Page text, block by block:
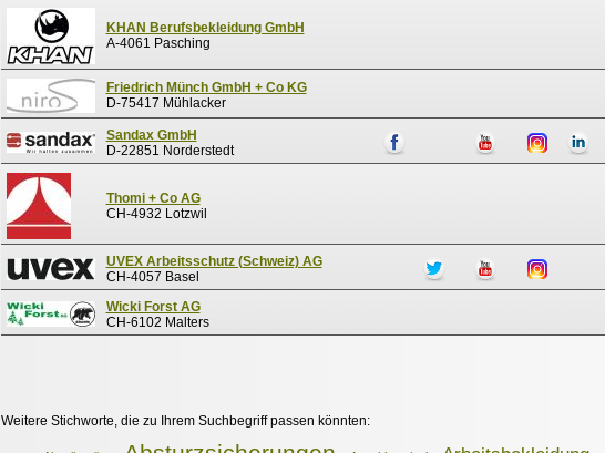
KHAN Berufsbekleidung GmbH
A-4061 Pasching
Friedrich Münch GmbH + Co KG
D-75417 Mühlacker
Sandax GmbH
D-22851 Norderstedt
Thomi + Co AG
CH-4932 Lotzwil
UVEX Arbeitsschutz (Schweiz) AG
CH-4057 Basel
Wicki Forst AG
CH-6102 Malters
Weitere Stichworte, die zu Ihrem Suchbegriff passen könnten: